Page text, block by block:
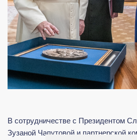
В сотрудничестве с Президентом
Зузаной Чапутовой и партнерской